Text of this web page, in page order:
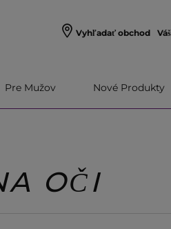
Vyhľadať obchod
Pre Mužov Nové Produkty
OČI